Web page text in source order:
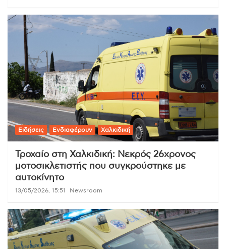
Ειδήσεις Ενδιαφέρουν Χαλκιδική
Τροχαίο στη Χαλκιδική: Νεκρός 26χρονος
μοτοσικλετιστής που συγκρούστηκε με
αυτοκίνητο
13/05/2026, 15:51 Newsroom